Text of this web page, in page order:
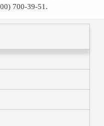
700-39-51.